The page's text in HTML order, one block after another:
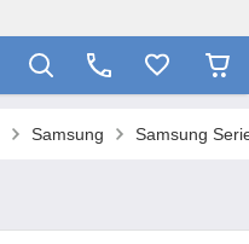
Samsung Samsung